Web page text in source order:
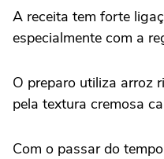
A receita tem forte
especialmente com a
O preparo utiliza arroz
pela textura cremosa
Com o passar do